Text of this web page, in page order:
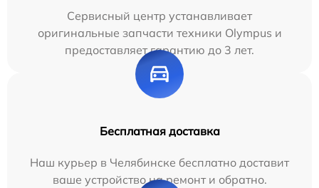
Сервисный центр устанавливает
оригинальные запчасти техники Olympus и
предоставляет гарантию до 3 лет.
Бесплатная доставка
Наш курьер в Челябинске бесплатно доставит
ваше устройство на ремонт и обратно.